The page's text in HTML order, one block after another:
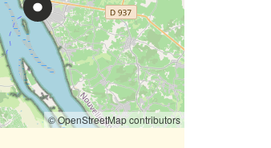
© OpenStreetMap contributors